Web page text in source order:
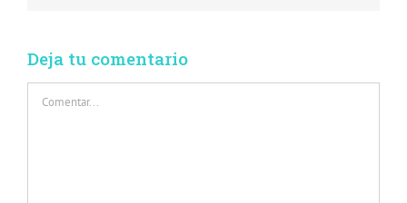
Deja tu comentario